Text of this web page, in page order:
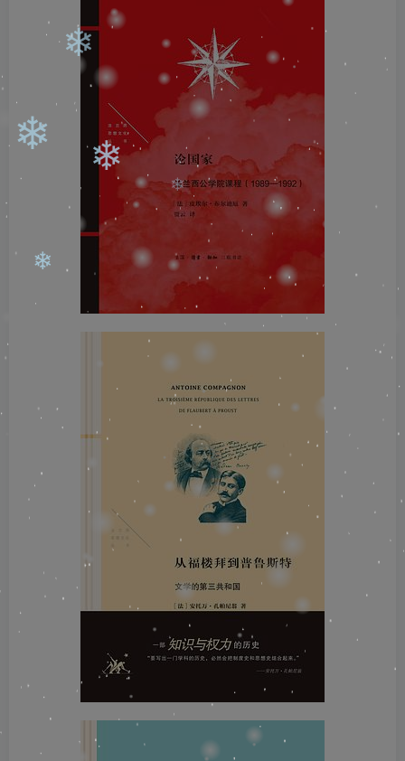
❄
❄
❄
❄
❄
❄